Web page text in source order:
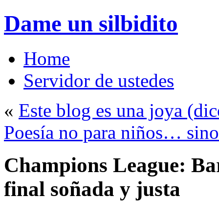
Dame un silbidito
Home
Servidor de ustedes
« Este blog es una joya
Poesía no para niños…
Champions League:
final soñada y justa